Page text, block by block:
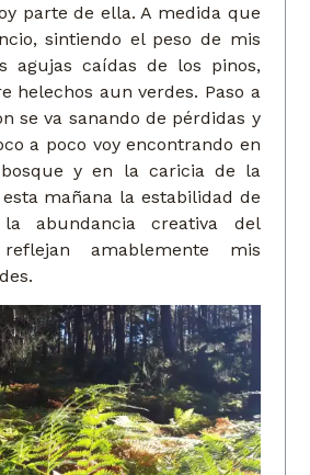
parte de ella. A medida que
sintiendo el peso de mis
agujas caídas de los pinos,
helechos aun verdes. Paso a
se va sanando de pérdidas y
a poco voy encontrando en
y en la caricia de la
mañana la estabilidad de
abundancia creativa del
amablemente mis